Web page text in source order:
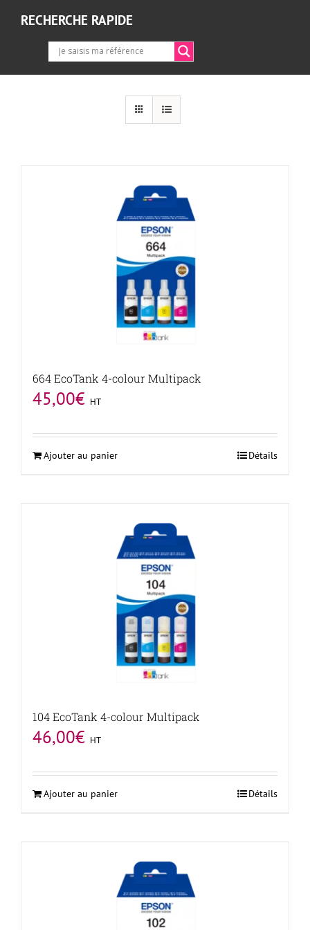
RECHERCHE RAPIDE
664 EcoTank 4-colour Multipack
45,00€ HT
Ajouter au panier Détails
104 EcoTank 4-colour Multipack
46,00€ HT
Ajouter au panier Détails